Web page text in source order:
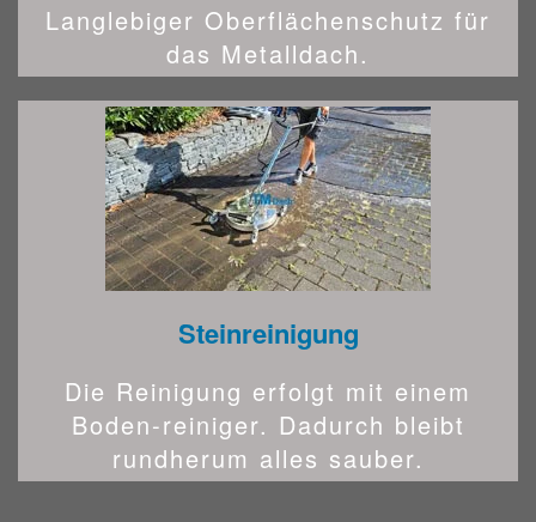
Langlebiger Oberflächenschutz für
das Metalldach.
Steinreinigung
Die Reinigung erfolgt mit einem
Boden-reiniger. Dadurch bleibt
rundherum alles sauber.